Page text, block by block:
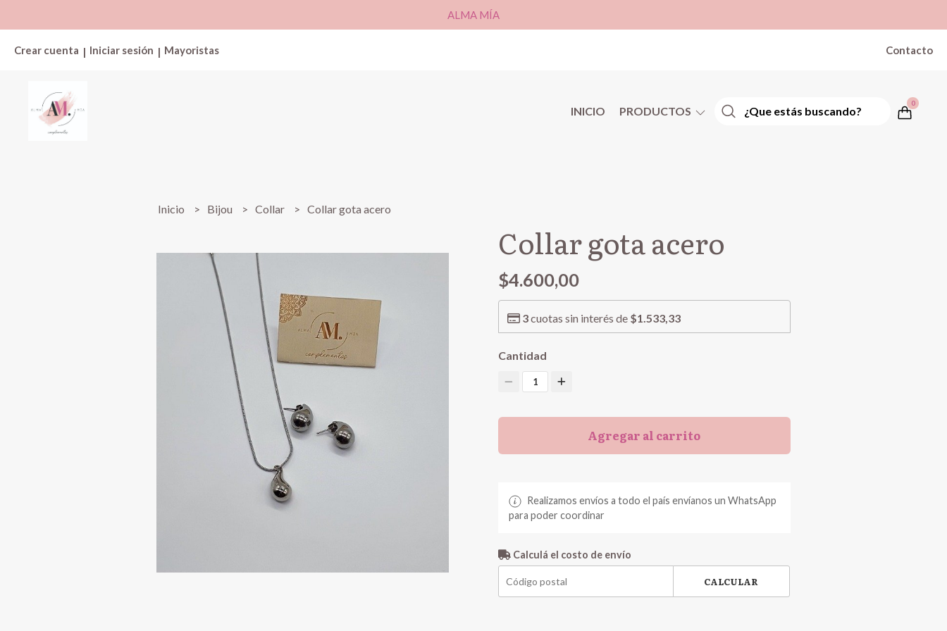
ALMA MÍA
Crear cuenta | Iniciar sesión | Mayoristas Contacto
INICIO PRODUCTOS
0
Inicio Bijou Collar Collar gota acero
Collar gota acero
$4.600,00
3cuotas sin interés de $1.533,33
Cantidad
1
Agregar al carrito
Realizamos envíos a todo el país envíanos un WhatsApp
para poder coordinar
Calculá el costo de envío
CALCULAR